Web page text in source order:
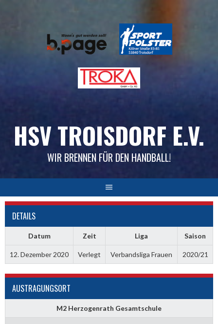
HSV TROISDORF E.V.
WIR BRENNEN FÜR DEN HANDBALL!
DETAILS
Datum Zeit Liga Saison
12. Dezember 2020 Verlegt Verbandsliga Frauen 2020/21
AUSTRAGUNGSORT
M2 Herzogenrath Gesamtschule